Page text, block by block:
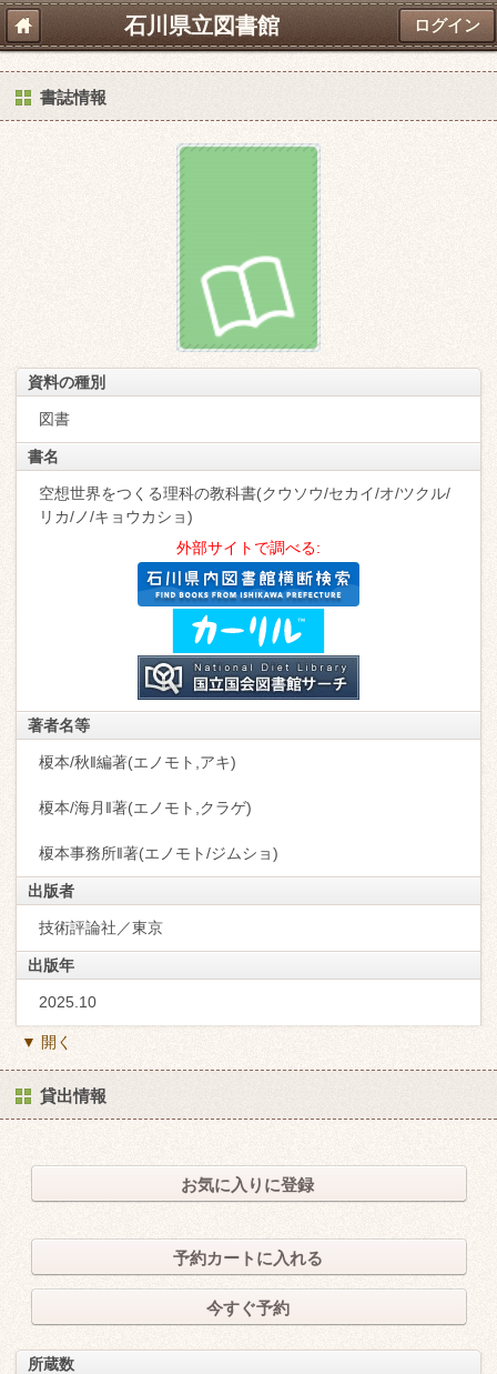
石川県立図書館 ログイン
書誌情報
資料の種別
図書
書名
空想世界をつくる理科の教科書(クウソウ/セカイ/オ/ツクル/
リカ/ノ/キョウカショ)
外部サイトで調べる:
著者名等
榎本/秋‖編著(エノモト,アキ)
榎本/海月‖著(エノモト,クラゲ)
榎本事務所‖著(エノモト/ジムショ)
出版者
技術評論社／東京
出版年
2025.10
▼ 開く
貸出情報
お気に入りに登録
予約カートに入れる
今すぐ予約
所蔵数